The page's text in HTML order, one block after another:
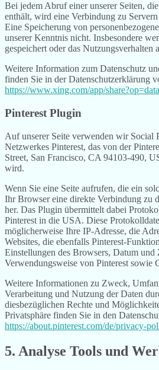
Bei jedem Abruf einer unserer Seiten,
enthält, wird eine Verbindung zu
Eine Speicherung von
unserer Kenntnis nicht. Insbesondere
gespeichert oder das Nutzungsverhalten
Weitere Information zum Datenschutz
finden Sie in der Datenschutzerklärung
https://www.xing.com/app/
Pinterest Plugin
Auf unserer Seite verwenden wir Social
Netzwerkes Pinterest, das von der
Street, San Francisco, CA 94103-490,
wird.
Wenn Sie eine Seite aufrufen, die ein
Ihr Browser eine direkte Verbindung zu
her. Das Plugin übermittelt dabei
Pinterest in die USA. Diese
möglicherweise Ihre IP-Adresse, die
Websites, die ebenfalls Pinterest-
Einstellungen des Browsers, Datum
Verwendungsweise von Pinterest sowie
Weitere Informationen zu Zweck,
Verarbeitung und Nutzung der Daten
diesbezüglichen Rechte und
Privatsphäre finden Sie in den
https://about.pinterest.com/de/privacy-
5. Analyse Tools und